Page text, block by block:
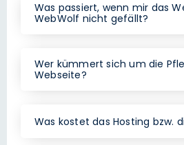
Was passiert, wenn mir das
WebWolf nicht gefällt?
Wer kümmert sich um die
Webseite?
Was kostet das Hosting bzw.